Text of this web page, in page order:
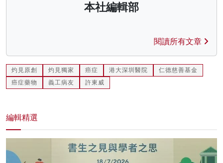
本社編輯部
閱讀所有文章
灼見原創 灼見獨家 癌症 港大深圳醫院
仁德慈善基金
癌症藥物
義工病友 許東威
編輯精選